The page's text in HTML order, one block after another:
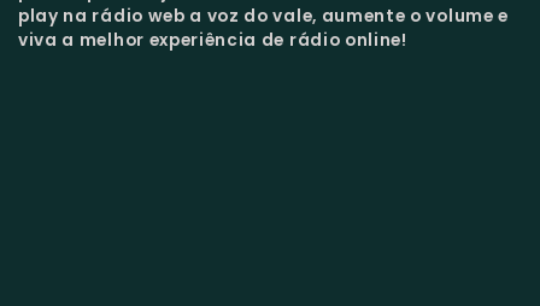
play na rádio web a voz do vale, aumente o volume e
viva a melhor experiência de rádio online!